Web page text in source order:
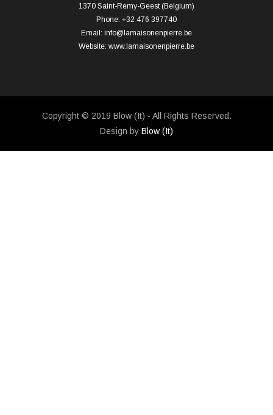
1370 Saint-Remy-Geest (Belgium)
Phone: +32 476 397740
Email: info@lamaisonenpierre.be
Website: www.lamaisonenpierre.be
Copyright © 2019 Blow (It) - All Rights Reserved.
Design by Blow (It)